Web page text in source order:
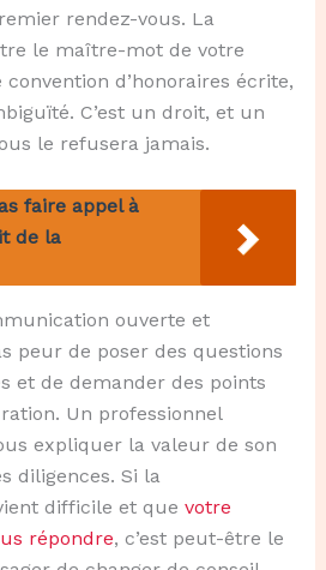
rendez-vous. La
le maître-mot de votre
d’honoraires écrite,
C’est un droit, et un
le refusera jamais.
faire appel à
de la
ouverte et
peur de poser des questions
et de demander des points
Un professionnel
expliquer la valeur de son
diligences. Si la
difficile et que votre
répondre, c’est peut-être le